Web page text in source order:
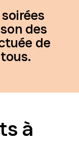
des
de
à